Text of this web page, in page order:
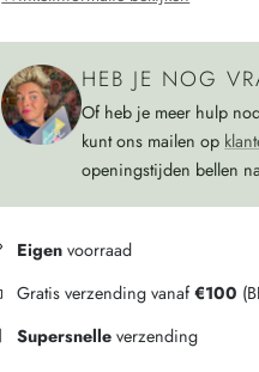
HEB JE NOG
Of heb je meer hulp
kunt ons mailen op
openingstijden bellen
Eigen voorraad
Gratis verzending vanaf€100
Supersnelle verzending